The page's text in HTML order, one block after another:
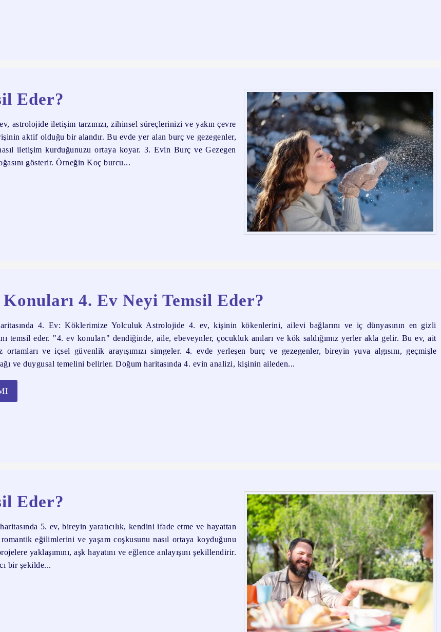
Eder?
astrolojide iletişim tarzınızı, zihinsel süreçlerinizi ve yakın çevre
aktif olduğu bir alandır. Bu evde yer alan burç ve gezegenler,
iletişim kurduğunuzu ortaya koyar. 3. Evin Burç ve Gezegen
gösterir. Örneğin Koç burcu...
4. Ev Neyi Temsil Eder?
4. Ev: Köklerimize Yolculuk Astrolojide 4. ev, kişinin kökenlerini, ailevi bağlarını ve iç dünyasının en gizli
temsil eder. "4. ev konuları" dendiğinde, aile, ebeveynler, çocukluk anıları ve kök saldığımız yerler akla gelir. Bu ev, ait
ortamları ve içsel güvenlik arayışımızı simgeler. 4. evde yerleşen burç ve gezegenler, bireyin yuva algısını, geçmişle
ve duygusal temelini belirler. Doğum haritasında 4. evin analizi, kişinin aileden...
Eder?
5. ev, bireyin yaratıcılık, kendini ifade etme ve hayattan
eğilimlerini ve yaşam coşkusunu nasıl ortaya koyduğunu
yaklaşımını, aşk hayatını ve eğlence anlayışını şekillendirir.
bir şekilde...